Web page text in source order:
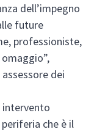
dell’impegno
future
professioniste,
dei
che è il